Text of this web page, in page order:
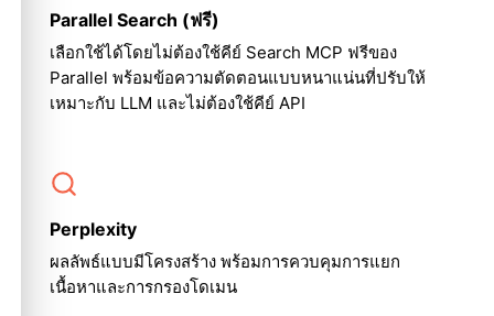
Parallel Search (ฟรี)
เลือกใช้ได้โดยไม่ต้องใช้คีย์ Search MCP ฟรีของ
Parallel พร้อมข้อความตัดตอนแบบหนาแน่นที่ปรับให้
เหมาะกับ LLM และไม่ต้องใช้คีย์ API
Perplexity
ผลลัพธ์แบบมีโครงสร้าง พร้อมการควบคุมการแยก
เนื้อหาและการกรองโดเมน